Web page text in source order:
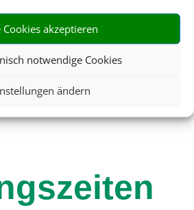
Cookies akzeptieren
notwendige Cookies
ändern